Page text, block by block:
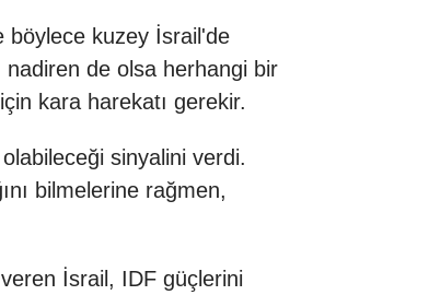
böylece kuzey İsrail'de
nadiren de olsa herhangi bir
kara harekatı gerekir.
sinyalini verdi.
bilmelerine rağmen,
İsrail, IDF güçlerini